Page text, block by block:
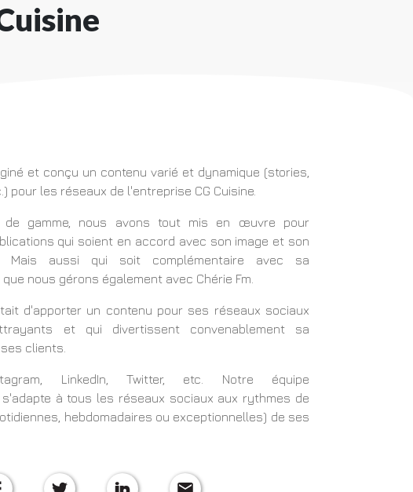
et conçu un contenu varié et dynamique (stories,
pour les réseaux de l'entreprise CG Cuisine.
de gamme, nous avons tout mis en œuvre pour
qui soient en accord avec son image et son
Mais aussi qui soit complémentaire avec sa
nous gérons également avec Chérie Fm.
d'apporter un contenu pour ses réseaux sociaux
et qui divertissent convenablement sa
clients.
LinkedIn, Twitter, etc. Notre équipe
à tous les réseaux sociaux aux rythmes de
hebdomadaires ou exceptionnelles) de ses